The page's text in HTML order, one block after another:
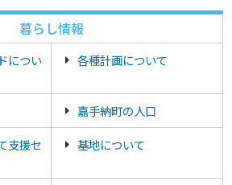
暮らし情報
につい
各種計画について
嘉手納町の人口
支援セ
基地について